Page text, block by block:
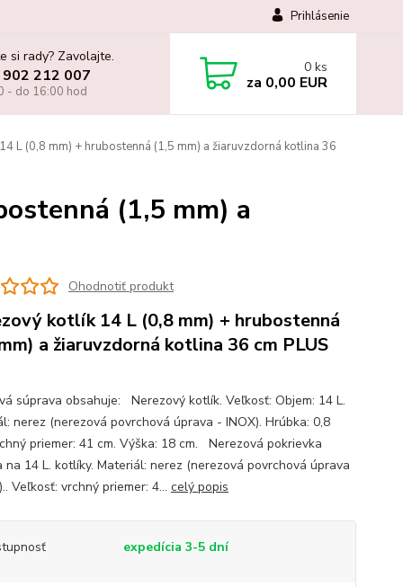
Prihlásenie
si rady? Zavolajte.
212 007
- do 16:00 hod
0 ks
za 0,00 EUR
L (0,8 mm) + hrubostenná (1,5 mm) a žiaruvzdorná kotlina 36
(1,5 mm) a
Ohodnotiť produkt
kotlík 14 L (0,8 mm) + hrubostenná
a žiaruvzdorná kotlina 36 cm PLUS
súprava obsahuje: Nerezový kotlík. Veľkosť: Objem: 14 L.
nerez (nerezová povrchová úprava - INOX). Hrúbka: 0,8
priemer: 41 cm. Výška: 18 cm. Nerezová pokrievka
na 14 L. kotlíky. Materiál: nerez (nerezová povrchová úprava
Veľkosť: vrchný priemer: 4... celý popis
expedícia 3-5 dní